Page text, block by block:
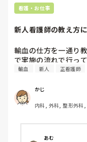
看護・お仕事
新人看護師の教え方
輸血の仕方を一通り
で実施の流れで行っ
輸血 新人 正看護師
かじ
内科, 外科, 整形外科
あむ